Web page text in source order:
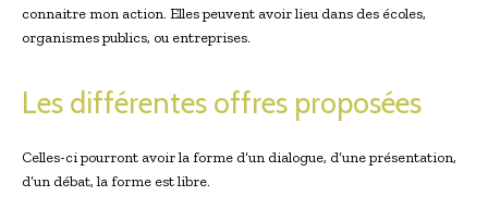
connaitre mon action. Elles peuvent avoir lieu dans des écoles,
organismes publics, ou entreprises.
Les différentes offres proposées
Celles-ci pourront avoir la forme d’un dialogue, d’une présentation,
d’un débat, la forme est libre.